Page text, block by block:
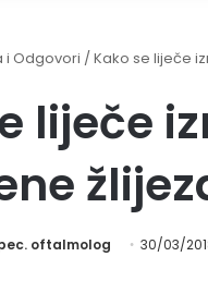
i Odgovori /Kako se liječe
liječe
oftalmolog 30/03/